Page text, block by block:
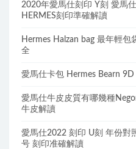
2020年愛馬仕刻印 Y刻 愛馬
HERMES刻印準確解讀
Hermes Halzan bag 最年輕
全
愛馬仕卡包 Hermes Bearn
愛馬仕牛皮皮質有哪幾種
牛皮解讀
愛馬仕2022 刻印 U刻 年份對
号 刻印准確解讀